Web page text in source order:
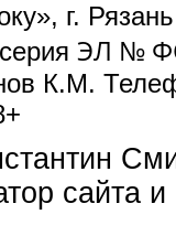
г.
ЭЛ №
К.М.
e-mail)
сайта